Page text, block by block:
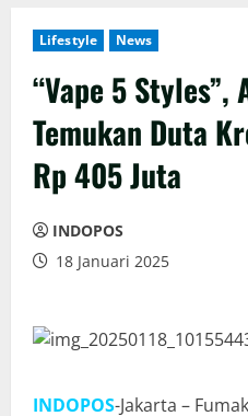
Lifestyle News
“Vape 5 Styles”,
Temukan Duta
Rp 405 Juta
INDOPOS
18 Januari 2025
INDOPOS-Jakarta –